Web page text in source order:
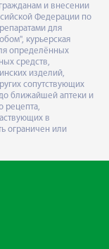
и внесении
Федерации по
для
курьерская
определённых
средств,
изделий,
сопутствующих
ближайшей аптеки и
рецепта,
в
ограничен или